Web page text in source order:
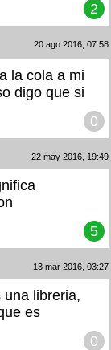
2
20 ago 2016, 07:58
la cola a mi
digo que si
0
22 may 2016, 19:49
5
13 mar 2016, 03:27
una libreria,
es
0